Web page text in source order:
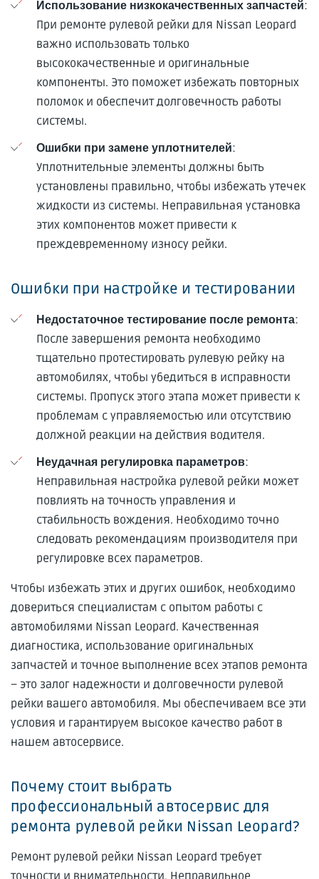
Использование низкокачественных запчастей:
При ремонте рулевой рейки для Nissan Leopard
важно использовать только
высококачественные и оригинальные
компоненты. Это поможет избежать повторных
поломок и обеспечит долговечность работы
системы.
Ошибки при замене уплотнителей:
Уплотнительные элементы должны быть
установлены правильно, чтобы избежать утечек
жидкости из системы. Неправильная установка
этих компонентов может привести к
преждевременному износу рейки.
Ошибки при настройке и тестировании
Недостаточное тестирование после ремонта:
После завершения ремонта необходимо
тщательно протестировать рулевую рейку на
автомобилях, чтобы убедиться в исправности
системы. Пропуск этого этапа может привести к
проблемам с управляемостью или отсутствию
должной реакции на действия водителя.
Неудачная регулировка параметров:
Неправильная настройка рулевой рейки может
повлиять на точность управления и
стабильность вождения. Необходимо точно
следовать рекомендациям производителя при
регулировке всех параметров.
Чтобы избежать этих и других ошибок, необходимо
довериться специалистам с опытом работы с
автомобилями Nissan Leopard. Качественная
диагностика, использование оригинальных
запчастей и точное выполнение всех этапов ремонта
– это залог надежности и долговечности рулевой
рейки вашего автомобиля. Мы обеспечиваем все эти
условия и гарантируем высокое качество работ в
нашем автосервисе.
Почему стоит выбрать
профессиональный автосервис для
ремонта рулевой рейки Nissan Leopard?
Ремонт рулевой рейки Nissan Leopard требует
точности и внимательности. Неправильное